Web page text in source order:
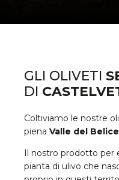
GLI OLIVETI
DI
Coltiviamo le nostre
piena Valle del
Il nostro prodotto per
pianta di ulivo che